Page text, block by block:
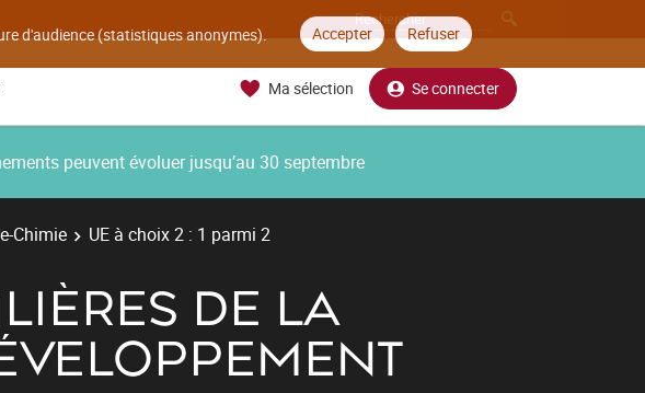
d'audience (statistiques anonymes). Accepter Refuser
Ma sélection Se connecter
peuvent évoluer jusqu’au 30 septembre
Chimie
UE à choix 2 : 1 parmi 2
DE LA